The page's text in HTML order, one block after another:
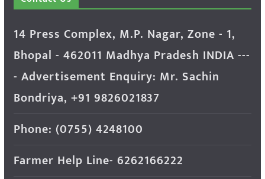
14 Press Complex, M.P. Nagar, Zone - 1,
Bhopal - 462011 Madhya Pradesh INDIA ---
- Advertisement Enquiry: Mr. Sachin
Bondriya, +91 9826021837
Phone: (0755) 4248100
Farmer Help Line- 6262166222